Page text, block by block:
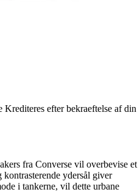
Krediteres efter bekraeftelse af din
fra Converse vil overbevise et
ydersål giver
i tankerne, vil dette urbane